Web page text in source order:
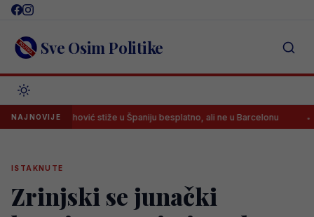
Skip
content Sve Osim Politike
NAJNOVIJE
Vlahović stiže u Španiju besplatno, ali ne u Barcelonu Arsenal
ISTAKNUTE
Zrinjski se junački